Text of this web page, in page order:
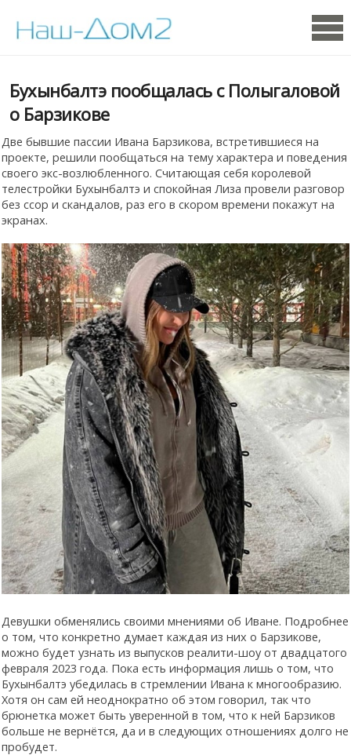
Бухынбалтэ пообщалась с Полыгаловой
о Барзикове
Две бывшие пассии Ивана Барзикова, встретившиеся на
проекте, решили пообщаться на тему характера и поведения
своего экс-возлюбленного. Считающая себя королевой
телестройки Бухынбалтэ и спокойная Лиза провели разговор
без ссор и скандалов, раз его в скором времени покажут на
экранах.
Девушки обменялись своими мнениями об Иване. Подробнее
о том, что конкретно думает каждая из них о Барзикове,
можно будет узнать из выпусков реалити-шоу от двадцатого
февраля 2023 года. Пока есть информация лишь о том, что
Бухынбалтэ убедилась в стремлении Ивана к многообразию.
Хотя он сам ей неоднократно об этом говорил, так что
брюнетка может быть уверенной в том, что к ней Барзиков
больше не вернётся, да и в следующих отношениях долго не
пробудет.